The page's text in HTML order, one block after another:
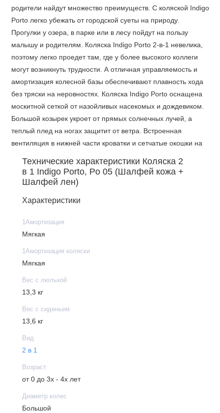
родители найдут множество преимуществ. С коляской Indigo
Porto легко убежать от городской суеты на природу.
Прогулки у озера, в парке или в лесу пойдут на пользу
малышу и родителям. Коляска Indigo Porto 2-в-1 невелика,
поэтому легко проедет там, где у более высокого коллеги
могут возникнуть трудности. А отличная управляемость и
амортизация колесной базы обеспечивают плавность хода
без тряски на неровностях. Коляска Indigo Porto оснащена
москитной сеткой от назойливых насекомых и дождевиком.
Большой козырек укроет от прямых солнечных лучей, а
теплый плед на ногах защитит от ветра. Встроенная
вентиляция в нижней части кроватки и сетчатые окошки на
переохлаждая крепко спящего малыша. В наружной
оболочке коляски используется современный дышащий
Регулируемая по высоте кожаная ручка
Регулируемый подголовник люльки, внешняя
регулировка
Ветрозащитный отворот- штормовик на магните
Бесшумное опускание капюшона
Съемный прогулочный блок
Пятиточечные ремни безопасности на прогулочном
блоке
Дополнительный капюшон для прогулки
Установка прогулочного блока лицом вперед или
Технические характеристики Коляска 2
в 1 Indigo Porto, Po 05 (Шалфей кожа +
Шалфей лен)
Характеристики
1Амортизация
Мягкая
1Амортизация коляски
Мягкая
Вес с люлькой
13,3 кг
Вес с сиденьем
13,6 кг
Вид
2 в 1
Возраст
от 0 до 3х - 4х лет
Диаметр колес
Большой